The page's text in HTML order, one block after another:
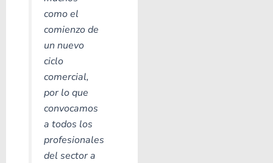
como el
comienzo de
un nuevo
ciclo
comercial,
por lo que
convocamos
a todos los
profesionales
del sector a